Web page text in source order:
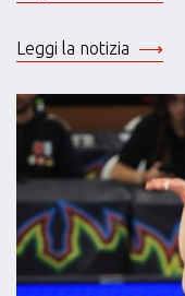
Leggi la notizia